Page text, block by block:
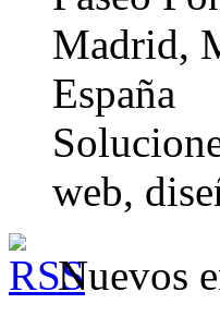
Madrid,
España
web,
Nuevos